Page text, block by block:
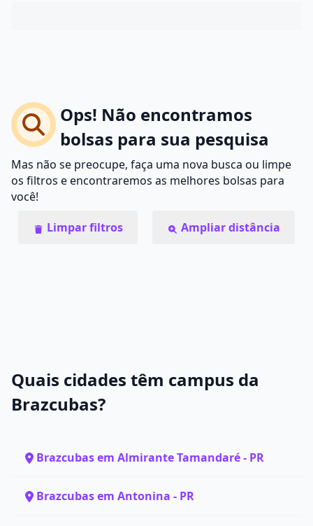
Ops! Não encontramos
bolsas para sua pesquisa
Mas não se preocupe, faça uma nova busca ou limpe
os filtros e encontraremos as melhores bolsas para
você!
Limpar filtros
Ampliar distância
Quais cidades têm campus da
Brazcubas?
Brazcubas em Almirante Tamandaré - PR
Brazcubas em Antonina - PR